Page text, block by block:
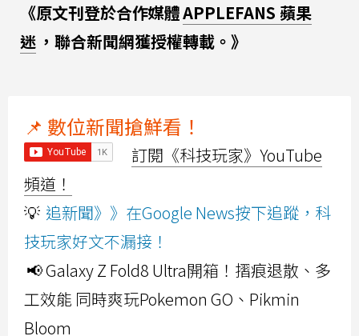
《原文刊登於合作媒體APPLEFANS 蘋果
迷 ，聯合新聞網獲授權轉載。》
📌 數位新聞搶鮮看！
訂閱《科技玩家》YouTube
頻道！
💡 追新聞》》在Google News按下追蹤，科
技玩家好文不漏接！
📢 Galaxy Z Fold8 Ultra開箱！摺痕退散、多
工效能 同時爽玩Pokemon GO、Pikmin
Bloom